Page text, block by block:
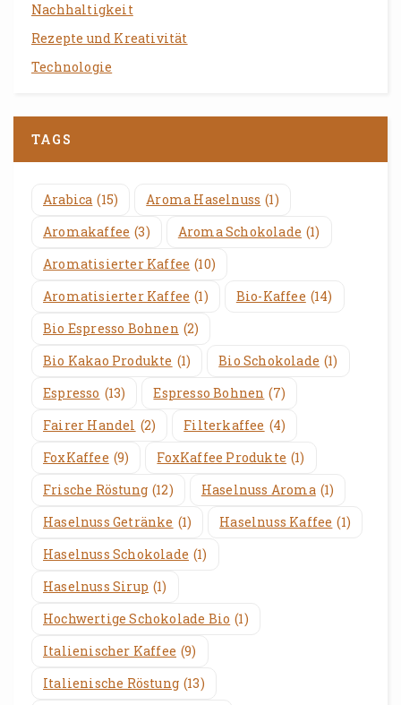
Nachhaltigkeit
Rezepte und Kreativität
Technologie
TAGS
Arabica (15) Aroma Haselnuss (1)
Aromakaffee (3) Aroma Schokolade (1)
Aromatisierter Kaffee (10)
Aromatisierter Kaffee (1) Bio-Kaffee (14)
Bio Espresso Bohnen (2)
Bio Kakao Produkte (1) Bio Schokolade (1)
Espresso (13) Espresso Bohnen (7)
Fairer Handel (2) Filterkaffee (4)
FoxKaffee (9) FoxKaffee Produkte (1)
Frische Röstung (12) Haselnuss Aroma (1)
Haselnuss Getränke (1) Haselnuss Kaffee (1)
Haselnuss Schokolade (1)
Haselnuss Sirup (1)
Hochwertige Schokolade Bio (1)
Italienischer Kaffee (9)
Italienische Röstung (13)